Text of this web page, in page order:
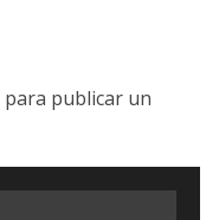
para publicar un